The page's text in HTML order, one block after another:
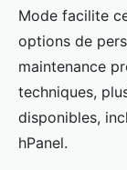
Mode facilite
options de
maintenance
techniques,
disponibles,
hPanel.